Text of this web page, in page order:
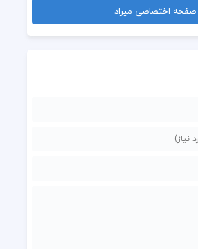
صفحه اختصاصی میراد